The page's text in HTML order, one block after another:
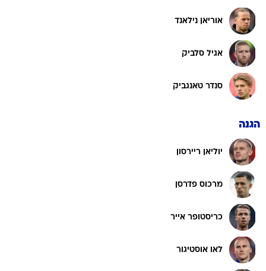
אוריאן נילאנד
אגיל סלביק
סנדר טאנגביק
הגנה
יוליאן ריירסון
מרכוס פדרסן
כריסטופר אייר
לאו אוסטיגור